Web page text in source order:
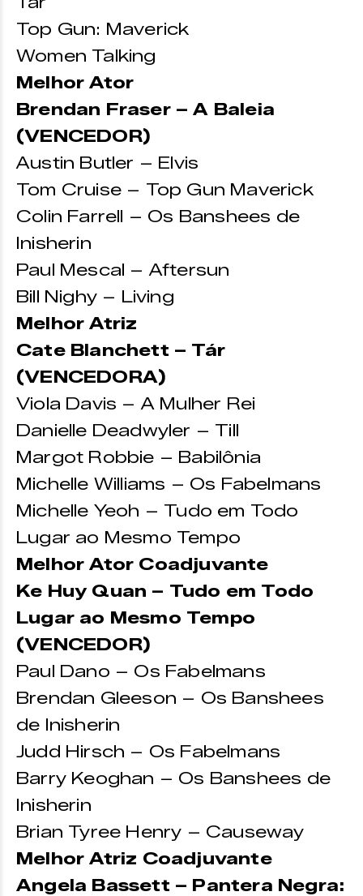
Top Gun: Maverick
Women Talking
Melhor Ator
Brendan Fraser – A Baleia
(VENCEDOR)
Austin Butler – Elvis
Tom Cruise – Top Gun Maverick
Colin Farrell – Os Banshees de
Inisherin
Paul Mescal – Aftersun
Bill Nighy – Living
Melhor Atriz
Cate Blanchett – Tár
(VENCEDORA)
Viola Davis – A Mulher Rei
Danielle Deadwyler – Till
Margot Robbie – Babilônia
Michelle Williams – Os Fabelmans
Michelle Yeoh – Tudo em Todo
Lugar ao Mesmo Tempo
Melhor Ator Coadjuvante
Ke Huy Quan – Tudo em Todo
Lugar ao Mesmo Tempo
(VENCEDOR)
Paul Dano – Os Fabelmans
Brendan Gleeson – Os Banshees
de Inisherin
Judd Hirsch – Os Fabelmans
Barry Keoghan – Os Banshees de
Inisherin
Brian Tyree Henry – Causeway
Melhor Atriz Coadjuvante
Angela Bassett – Pantera Negra: